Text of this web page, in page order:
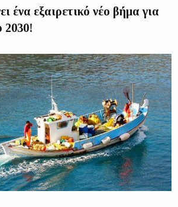
ένα εξαιρετικό νέο βήμα για
2030!